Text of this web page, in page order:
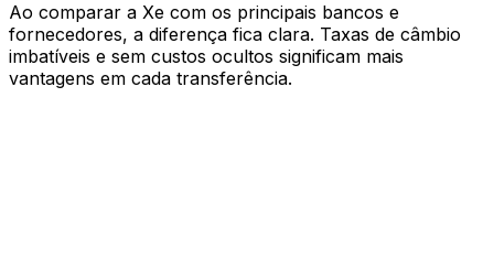
Ao comparar a Xe com os principais bancos e
fornecedores, a diferença fica clara. Taxas de câmbio
imbatíveis e sem custos ocultos significam mais
vantagens em cada transferência.